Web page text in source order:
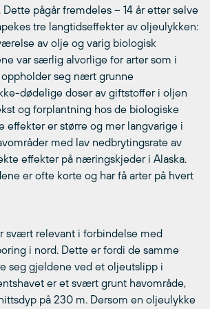
pågår fremdeles – 14 år etter selve
tre langtidseffekter av oljeulykken:
av olje og varig biologisk
var særlig alvorlige for arter som i
seg nært grunne
dødelige doser av giftstoffer i oljen
og forplantning hos de biologiske
effekter er større og mer langvarige i
med lav nedbrytingsrate av
effekter på næringskjeder i Alaska.
er ofte korte og har få arter på hvert
svært relevant i forbindelse med
i nord. Dette er fordi de samme
seg gjeldene ved et oljeutslipp i
er et svært grunt havområde,
på 230 m. Dersom en oljeulykke